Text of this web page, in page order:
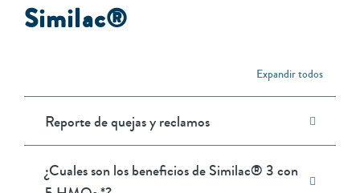
Similac®
Expandir todos
Reporte de quejas y reclamos
¿Cuales son los beneficios de Similac® 3 con